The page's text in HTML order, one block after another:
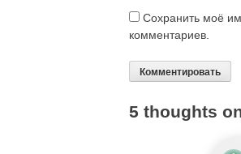
Сохранить моё
комментариев.
5 thoughts